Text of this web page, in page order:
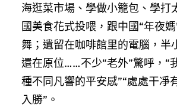
海逛菜市場、學做小籠包、學打
國美食花式投喂，跟中國“年夜
舞；遺留在咖啡館里的電腦，半
還在原位……不少“老外”驚呼，“
種不同凡響的平安感”“處處干凈
入勝”。